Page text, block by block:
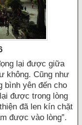
lại được giữa
không. Cũng như
bình yên đến cho
được trong lòng
đã len kín chặt
được vào lòng”.